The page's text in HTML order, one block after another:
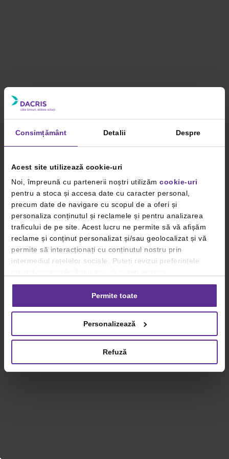
Consimțământ Detalii Despre
Acest site utilizează cookie-uri
Noi, împreună cu partenerii noștri utilizăm cookie-uri
pentru a stoca și accesa date cu caracter personal,
precum date de navigare cu scopul de a oferi și
personaliza conținutul și reclamele și pentru analizarea
traficului de pe site. Acest lucru ne permite să vă afișăm
reclame și conținut personalizat și/sau geolocalizat și vă
permite să interacționați cu conținutul nostru prin
intermediul rețelelor sociale. Puteți revizui preferințele
consimțământul oricând, făcând click pe linkul către
setările dvs. de cookie-uri.
privind utilizarea modulelor cookie.Detalii
Permite toate
Personalizează
Refuză